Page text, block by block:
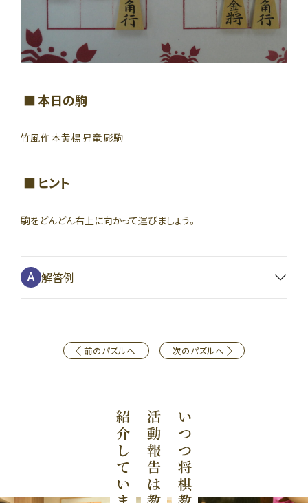
本日の駒
竹風作 本黄楊 昇竜 彫駒
ヒント
駒をどんどん右上に向かって運びましょう。
解答例
前のパズルへ 次のパズルへ